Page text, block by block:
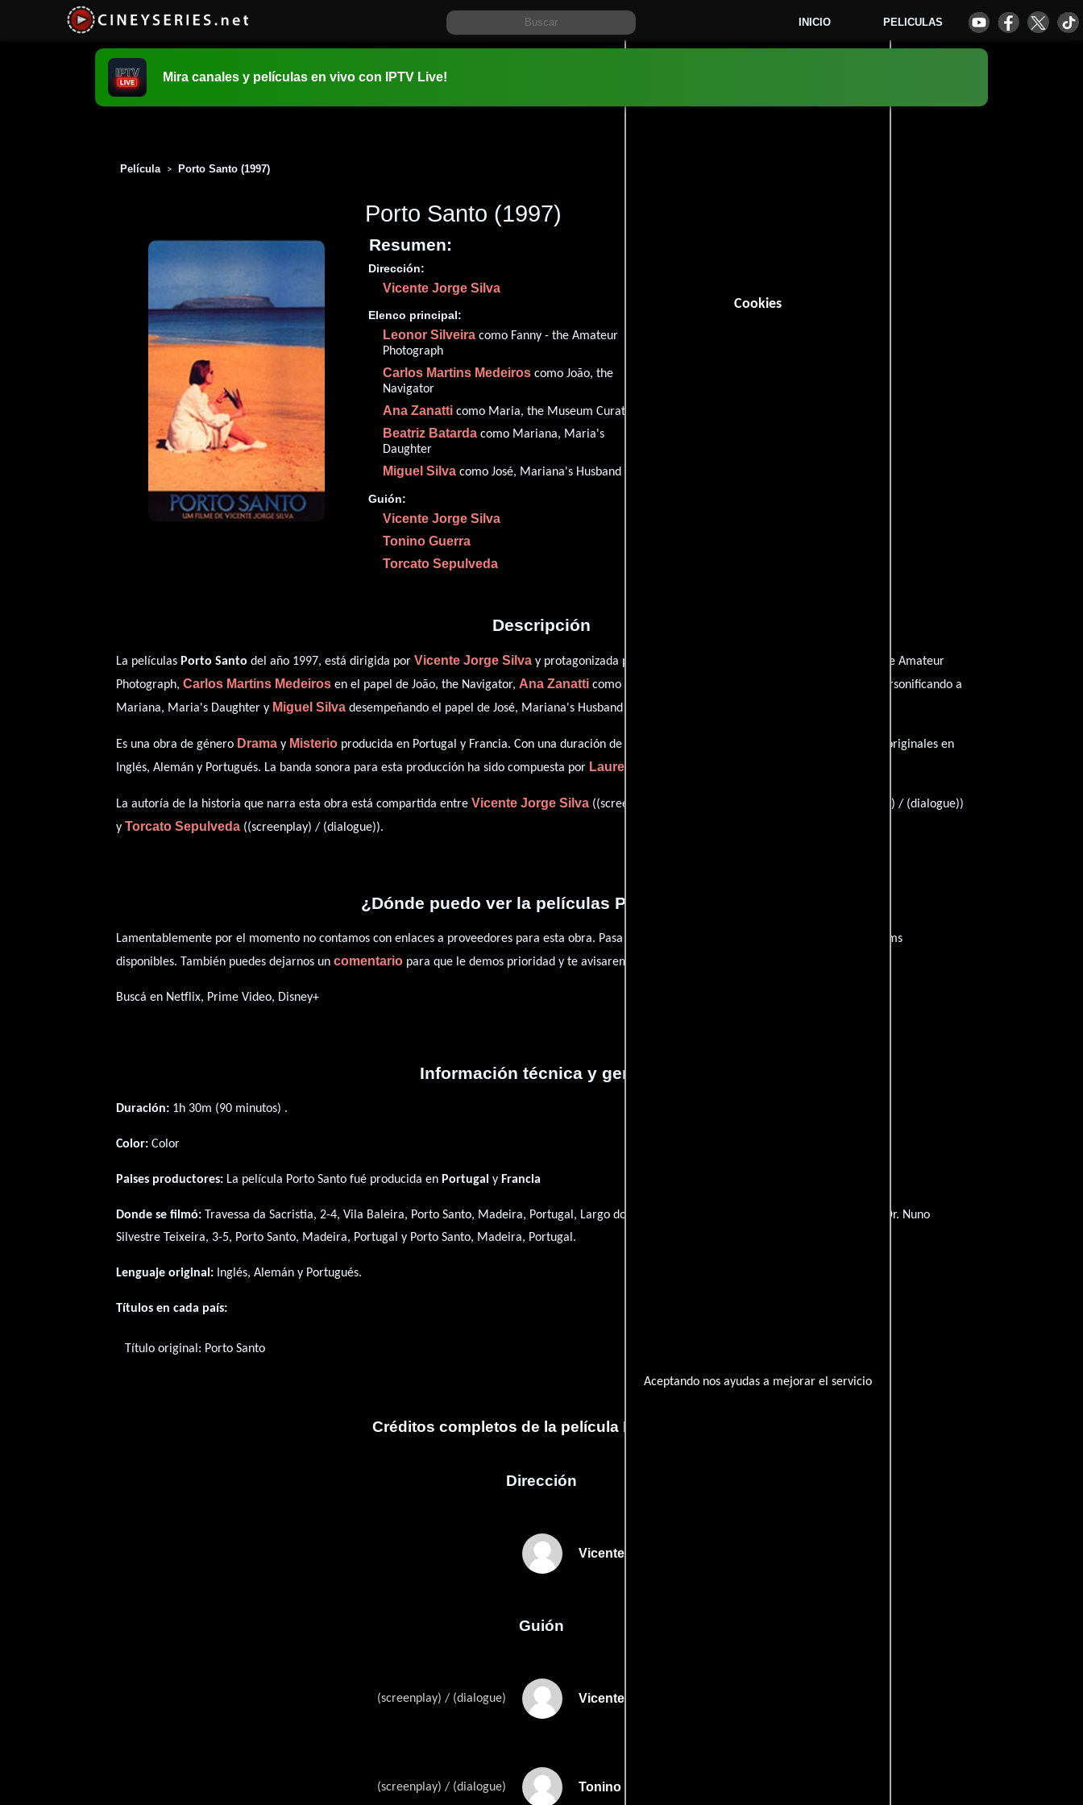
INICIO PELICULAS
Cookies
Aceptando nos ayudas a mejorar el servicio
Mira canales y películas en vivo con IPTV Live!
Película > Porto Santo (1997)
Porto Santo (1997)
Resumen:
Dirección:
Vicente Jorge Silva
Elenco principal:
Leonor Silveira como Fanny - the Amateur
Photograph
Carlos Martins Medeiros como João, the
Navigator
Ana Zanatti como Maria, the Museum Curator
Beatriz Batarda como Mariana, Maria's
Daughter
Miguel Silva como José, Mariana's Husband
Guión:
Vicente Jorge Silva
Tonino Guerra
Torcato Sepulveda
1h 30m (90 minutos).
Descripción
La películas Porto Santo del año 1997, está dirigida por Vicente Jorge Silva y protagonizada por
quien interpreta a Fanny - the Amateur
Photograph,Carlos Martins Medeiros en el papel de João, the Navigator,Ana Zanatti como Maria, the Museum Curator,
personificando a
Mariana, Maria's Daughter y Miguel Silva desempeñando el papel de José, Mariana's Husband (
Es una obra de género Drama y Misterio producida en Portugal y Francia. Con una duración de 1h 30m (90 minutos), esta película tiene diálogos originales en
Inglés,Alemán y Portugués. La banda sonora para esta producción ha sido compuesta por Laurent Filipe
La autoría de la historia que narra esta obra está compartida entre Vicente Jorge Silva ((screenplay) / (dialogue)),
((screenplay) / (dialogue))
y Torcato Sepulveda ((screenplay) / (dialogue)).
¿Dónde puedo ver la películas Porto Santo?
Lamentablemente por el momento no contamos con enlaces a proveedores para esta obra. Pasa por nuestro catálogo de
y encuentra films
disponibles. También puedes dejarnos uncomentario para que le demos prioridad y te avisaremos cuando se encuentre disponible
Buscá en Netflix, Prime Video, Disney+
Información técnica y general
Duración: 1h 30m (90 minutos) .
Color: Color
Paises productores: La película Porto Santo fué producida en Portugal y Francia
Donde se filmó: Travessa da Sacristia, 2-4, Vila Baleira, Porto Santo, Madeira, Portugal, Largo do Pelourinho, Porto Santo, Madeira, Portugal, Rua Dr. Nuno
Silvestre Teixeira, 3-5, Porto Santo, Madeira, Portugal y Porto Santo, Madeira, Portugal.
Lenguaje original: Inglés,Alemán y Portugués.
Títulos en cada país:
Título original: Porto Santo
Créditos completos de la película Porto Santo
Dirección
Vicente Jorge Silva
Guión
(screenplay) / (dialogue) Vicente Jorge Silvas
(screenplay) / (dialogue) Tonino Guerras